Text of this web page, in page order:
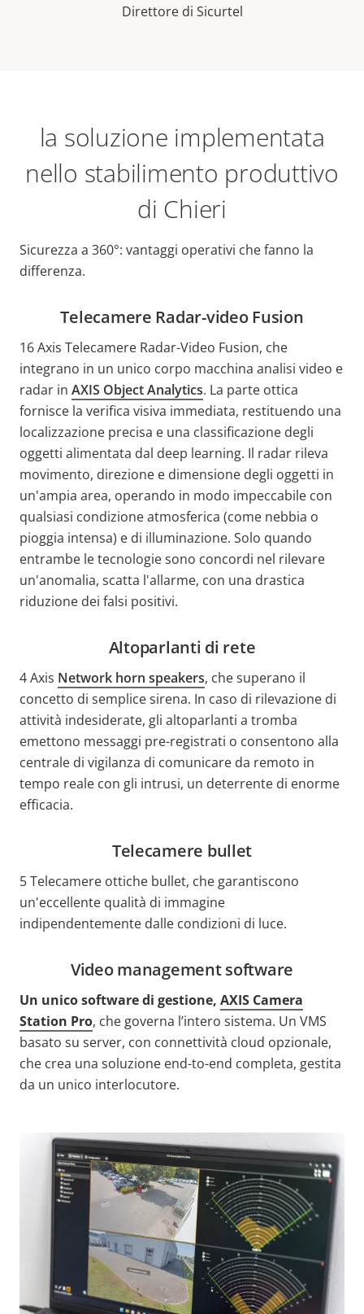
Direttore di Sicurtel
la soluzione implementata
nello stabilimento produttivo
di Chieri
Sicurezza a 360°: vantaggi operativi che fanno la
differenza.
Telecamere Radar-video Fusion
16 Axis Telecamere Radar-Video Fusion, che
integrano in un unico corpo macchina analisi video e
radar in AXIS Object Analytics. La parte ottica
fornisce la verifica visiva immediata, restituendo una
localizzazione precisa e una classificazione degli
oggetti alimentata dal deep learning. Il radar rileva
movimento, direzione e dimensione degli oggetti in
un'ampia area, operando in modo impeccabile con
qualsiasi condizione atmosferica (come nebbia o
pioggia intensa) e di illuminazione. Solo quando
entrambe le tecnologie sono concordi nel rilevare
un'anomalia, scatta l'allarme, con una drastica
riduzione dei falsi positivi.
Altoparlanti di rete
4 Axis Network horn speakers, che superano il
concetto di semplice sirena. In caso di rilevazione di
attività indesiderate, gli altoparlanti a tromba
emettono messaggi pre-registrati o consentono alla
centrale di vigilanza di comunicare da remoto in
tempo reale con gli intrusi, un deterrente di enorme
efficacia.
Telecamere bullet
5 Telecamere ottiche bullet, che garantiscono
un'eccellente qualità di immagine
indipendentemente dalle condizioni di luce.
Video management software
Un unico software di gestione, AXIS Camera
Station Pro, che governa l’intero sistema. Un VMS
basato su server, con connettività cloud opzionale,
che crea una soluzione end-to-end completa, gestita
da un unico interlocutore.